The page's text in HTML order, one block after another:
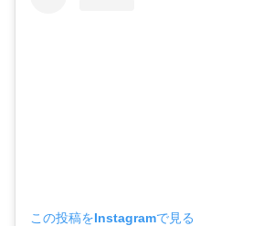
この投稿をInstagramで見る